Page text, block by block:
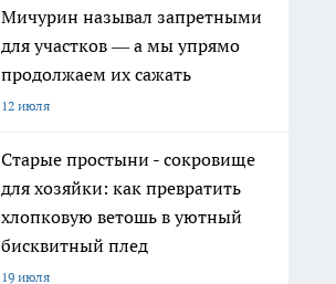
Мичурин называл запретными
для участков — а мы упрямо
продолжаем их сажать
12 июля
Старые простыни - сокровище
для хозяйки: как превратить
хлопковую ветошь в уютный
бисквитный плед
19 июля